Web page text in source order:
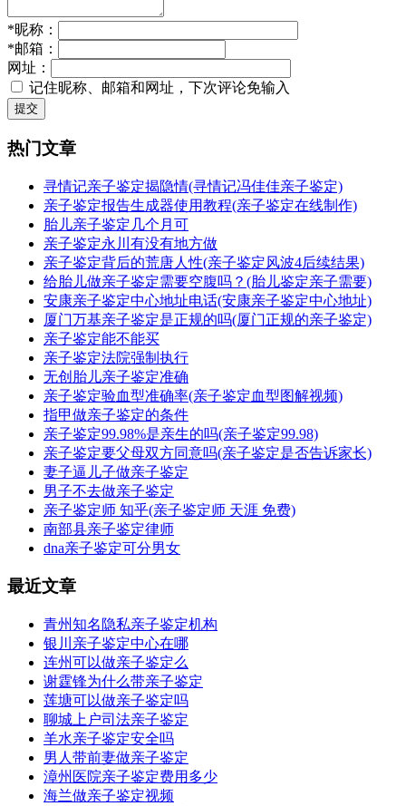
*昵称：
*邮箱：
网址：
记住昵称、邮箱和网址，下次评论免输入
提交
热门文章
寻情记亲子鉴定揭隐情(寻情记冯佳佳亲子鉴定)
亲子鉴定报告生成器使用教程(亲子鉴定在线制作)
胎儿亲子鉴定几个月可
亲子鉴定永川有没有地方做
亲子鉴定背后的荒唐人性(亲子鉴定风波4后续结果)
给胎儿做亲子鉴定需要空腹吗？(胎儿鉴定亲子需要)
安康亲子鉴定中心地址电话(安康亲子鉴定中心地址)
厦门万基亲子鉴定是正规的吗(厦门正规的亲子鉴定)
亲子鉴定能不能买
亲子鉴定法院强制执行
无创胎儿亲子鉴定准确
亲子鉴定验血型准确率(亲子鉴定血型图解视频)
指甲做亲子鉴定的条件
亲子鉴定99.98%是亲生的吗(亲子鉴定99.98)
亲子鉴定要父母双方同意吗(亲子鉴定是否告诉家长)
妻子逼儿子做亲子鉴定
男子不去做亲子鉴定
亲子鉴定师 知乎(亲子鉴定师 天涯 免费)
南部县亲子鉴定律师
dna亲子鉴定可分男女
最近文章
青州知名隐私亲子鉴定机构
银川亲子鉴定中心在哪
连州可以做亲子鉴定么
谢霆锋为什么带亲子鉴定
莲塘可以做亲子鉴定吗
聊城上户司法亲子鉴定
羊水亲子鉴定安全吗
男人带前妻做亲子鉴定
漳州医院亲子鉴定费用多少
海兰做亲子鉴定视频